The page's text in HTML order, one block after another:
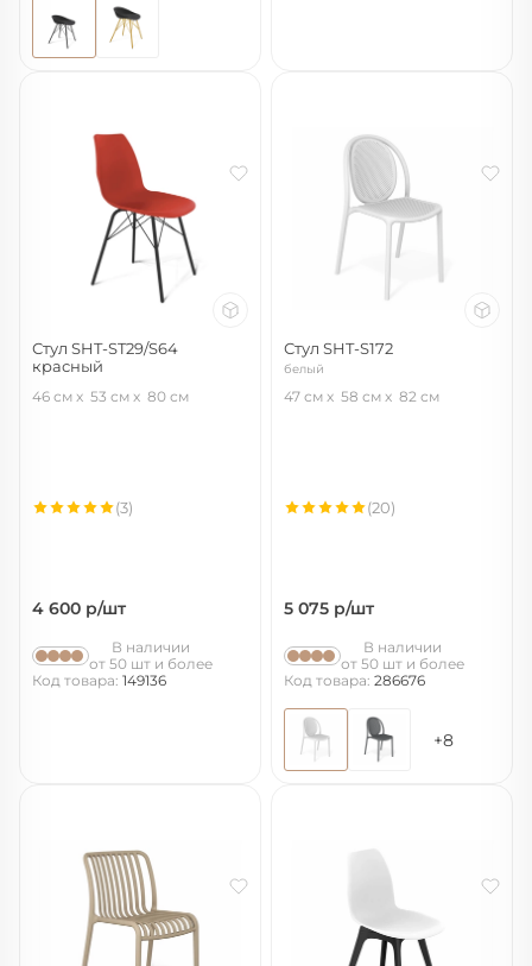
Стул SHT-ST29/S64
красный
46 см 53 см 80 см
4 600 р/шт
(3)
В наличии
от 50 шт и более
Код товара: 149136
Стул SHT-S172
белый
47 см 58 см 82 см
5 075 р/шт
(20)
В наличии
от 50 шт и более
Код товара: 286676
+8